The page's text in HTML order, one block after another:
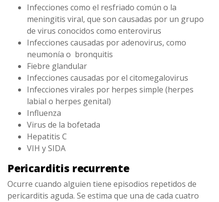
Infecciones como el resfriado común o la
meningitis viral, que son causadas por un grupo
de virus conocidos como enterovirus
Infecciones causadas por adenovirus, como
neumonía o bronquitis
Fiebre glandular
Infecciones causadas por el citomegalovirus
Infecciones virales por herpes simple (herpes
labial o herpes genital)
Influenza
Virus de la bofetada
Hepatitis C
VIH y SIDA
Pericarditis recurrente
Ocurre cuando alguien tiene episodios repetidos de
pericarditis aguda. Se estima que una de cada cuatro